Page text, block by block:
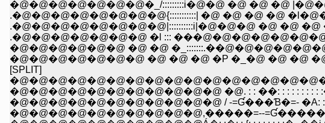
.�@�@�@�@�@�@�@�@{:::::::::::| �@ �@ �@ �@
.�@�@�@�@�@�@�@�@|::::::::::i|�@�@�@ �@ �@
.�@�@�@�@�@�@�@ �l :::
�@�@�@�@�@�@ �@ �@
�@�@�@�@�@�@�@ �@ �@ �@ �P �_�@ �@ �@
[SPLIT]
�@�@�@�@�@�@�@�@�@�@�@ �@. : : ��: : : : : : : : :
�@�@�@�@�@�@�@�@�@�@�@ / -=Ɠ���Ɓ�=- �A: :
�@�@�@�@�@�@�@�@�@�@,�����=--=Ɠ�����;